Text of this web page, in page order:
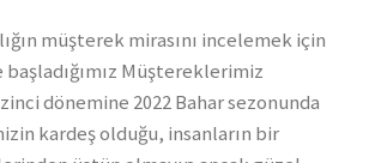
müşterek mirasını incelemek için
Müştereklerimiz
dönemine 2022 Bahar sezonunda
kardeş olduğu, insanların bir